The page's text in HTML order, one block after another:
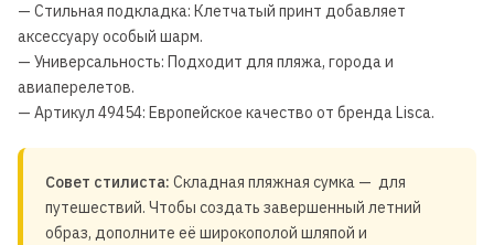
— Стильная подкладка: Клетчатый принт добавляет
аксессуару особый шарм.
— Универсальность: Подходит для пляжа, города и
авиаперелетов.
— Артикул 49454: Европейское качество от бренда Lisca.
Совет стилиста: Складная пляжная сумка — для
путешествий. Чтобы создать завершенный летний
образ, дополните её широкополой шляпой и